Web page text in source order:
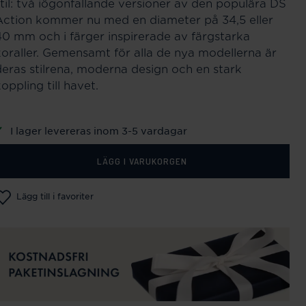
två iögonfallande versioner av den populära DS
kommer nu med en diameter på 34,5 eller
mm och i färger inspirerade av färgstarka
Gemensamt för alla de nya modellerna är
stilrena, moderna design och en stark
till havet.
I lager levereras inom 3-5 vardagar
LÄGG I VARUKORGEN
Lägg till i favoriter